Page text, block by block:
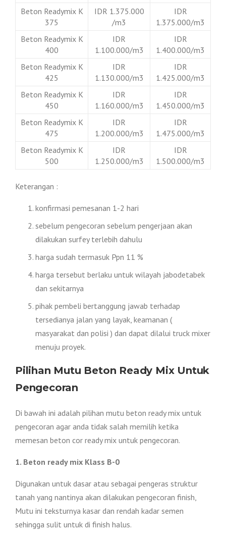
Beton Readymix K
375
IDR 1.375.000
/m3
IDR
1.375.000/m3
Beton Readymix K
400
IDR
1.100.000/m3
IDR
1.400.000/m3
Beton Readymix K
425
IDR
1.130.000/m3
IDR
1.425.000/m3
Beton Readymix K
450
IDR
1.160.000/m3
IDR
1.450.000/m3
Beton Readymix K
475
IDR
1.200.000/m3
IDR
1.475.000/m3
Beton Readymix K
500
IDR
1.250.000/m3
IDR
1.500.000/m3
Keterangan :
konfirmasi pemesanan 1-2 hari
sebelum pengecoran sebelum pengerjaan akan
dilakukan surfey terlebih dahulu
harga sudah termasuk Ppn 11 %
harga tersebut berlaku untuk wilayah jabodetabek
dan sekitarnya
pihak pembeli bertanggung jawab terhadap
tersedianya jalan yang layak, keamanan (
masyarakat dan polisi ) dan dapat dilalui truck mixer
menuju proyek.
Pilihan Mutu Beton Ready Mix Untuk
Pengecoran
Di bawah ini adalah pilihan mutu beton ready mix untuk
pengecoran agar anda tidak salah memilih ketika
memesan beton cor ready mix untuk pengecoran.
1. Beton ready mix Klass B-0
Digunakan untuk dasar atau sebagai pengeras struktur
tanah yang nantinya akan dilakukan pengecoran finish,
Mutu ini teksturnya kasar dan rendah kadar semen
sehingga sulit untuk di finish halus.